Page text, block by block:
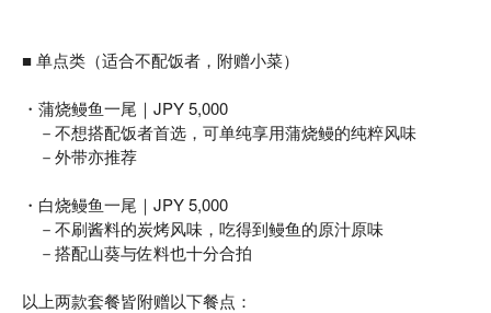
■ 单点类（适合不配饭者，附赠小菜）
・蒲烧鳗鱼一尾｜JPY 5,000
－不想搭配饭者首选，可单纯享用蒲烧鳗的纯粹风味
－外带亦推荐
・白烧鳗鱼一尾｜JPY 5,000
－不刷酱料的炭烤风味，吃得到鳗鱼的原汁原味
－搭配山葵与佐料也十分合拍
以上两款套餐皆附赠以下餐点：